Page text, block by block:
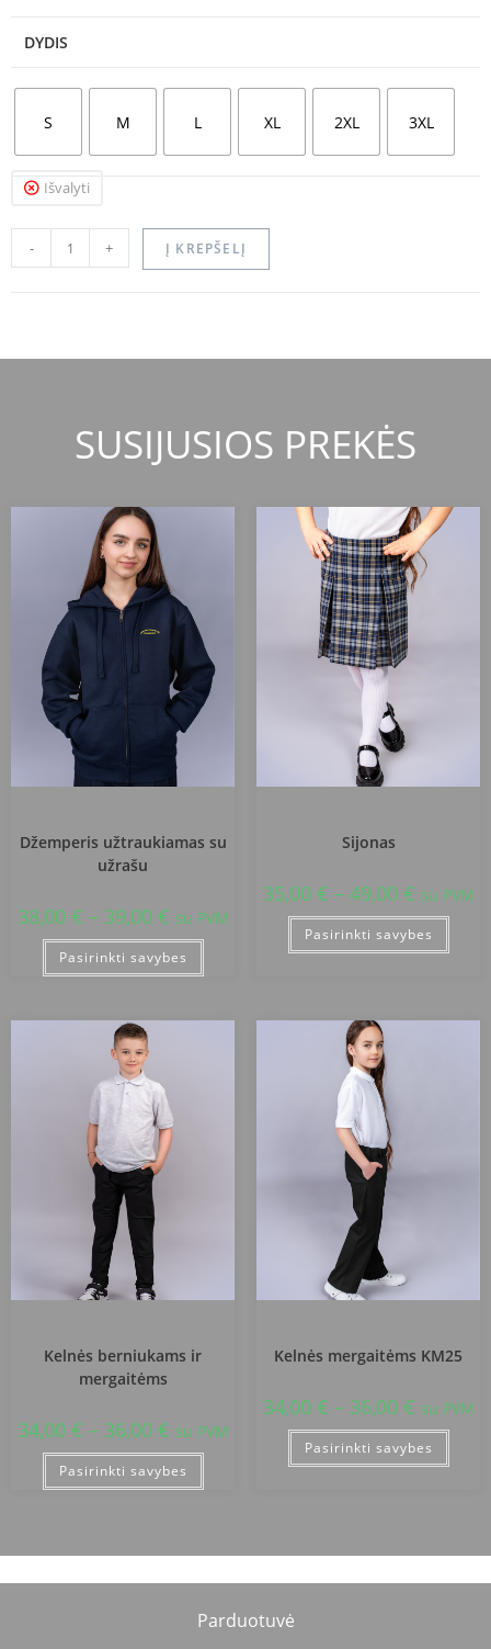
DYDIS
S M L XL 2XL 3XL
Išvalyti
- + Į KREPŠELĮ
SUSIJUSIOS PREKĖS
Džemperis užtraukiamas su
užrašu
38,00 € – 39,00 € su PVM
Pasirinkti savybes
Sijonas
35,00 € – 49,00 € su PVM
Pasirinkti savybes
Kelnės berniukams ir
mergaitėms
34,00 € – 36,00 € su PVM
Pasirinkti savybes
Kelnės mergaitėms KM25
34,00 € – 36,00 € su PVM
Pasirinkti savybes
Parduotuvė